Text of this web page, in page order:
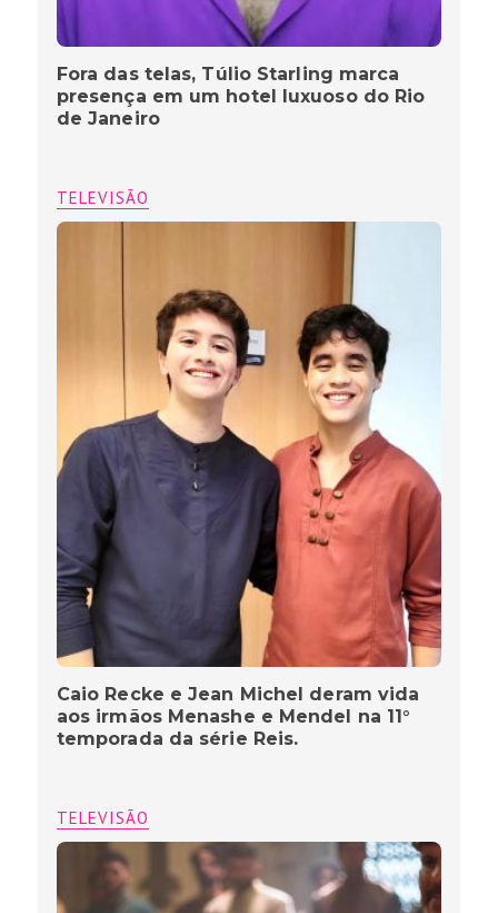
Fora das telas, Túlio Starling marca
presença em um hotel luxuoso do Rio
de Janeiro
TELEVISÃO
Caio Recke e Jean Michel deram vida
aos irmãos Menashe e Mendel na 11°
temporada da série Reis.
TELEVISÃO